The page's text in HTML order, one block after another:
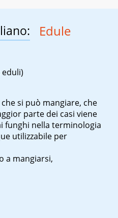
Edule
si può mangiare, che
parte dei casi viene
funghi nella terminologia
utilizzabile per
a mangiarsi,